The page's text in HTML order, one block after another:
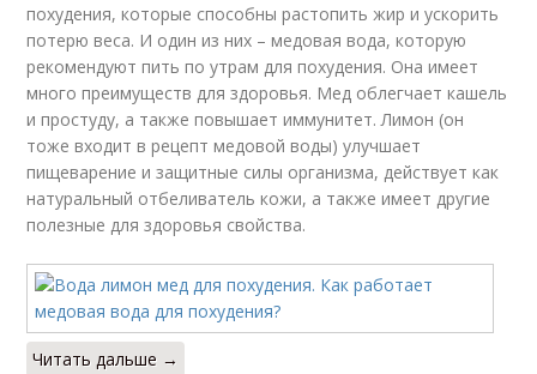
похудения, которые способны растопить жир и ускорить
потерю веса. И один из них – медовая вода, которую
рекомендуют пить по утрам для похудения. Она имеет
много преимуществ для здоровья. Мед облегчает кашель
и простуду, а также повышает иммунитет. Лимон (он
тоже входит в рецепт медовой воды) улучшает
пищеварение и защитные силы организма, действует как
натуральный отбеливатель кожи, а также имеет другие
полезные для здоровья свойства.
Читать дальше →